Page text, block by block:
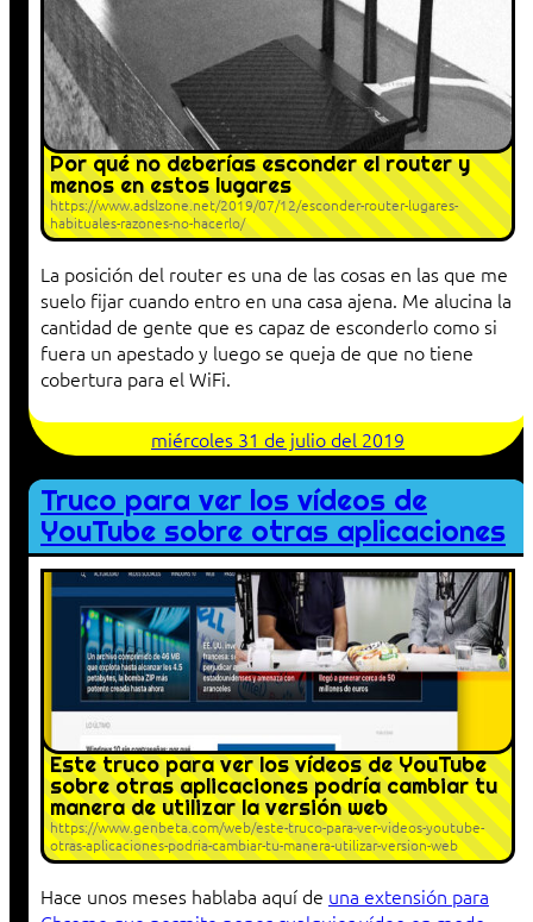
Por qué no deberías esconder el router y
menos en estos lugares
https://www.adslzone.net/2019/07/12/esconder-router-lugares-
habituales-razones-no-hacerlo/
La posición del router es una de las cosas en las que me
suelo fijar cuando entro en una casa ajena. Me alucina la
cantidad de gente que es capaz de esconderlo como si
fuera un apestado y luego se queja de que no tiene
cobertura para el WiFi.
miércoles 31 de julio del 2019
Truco para ver los vídeos de
YouTube sobre otras aplicaciones
Este truco para ver los vídeos de YouTube
sobre otras aplicaciones podría cambiar tu
manera de utilizar la versión web
https://www.genbeta.com/web/este-truco-para-ver-videos-youtube-
otras-aplicaciones-podria-cambiar-tu-manera-utilizar-version-web
Hace unos meses hablaba aquí de una extensión para